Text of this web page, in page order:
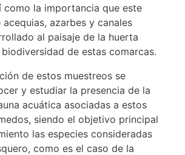
como la importancia que este
azarbes y canales
al paisaje de la huerta
de estas comarcas.
de estos muestreos se
y estudiar la presencia de la
acuática asociadas a estos
siendo el objetivo principal
las especies consideradas
como es el caso de la